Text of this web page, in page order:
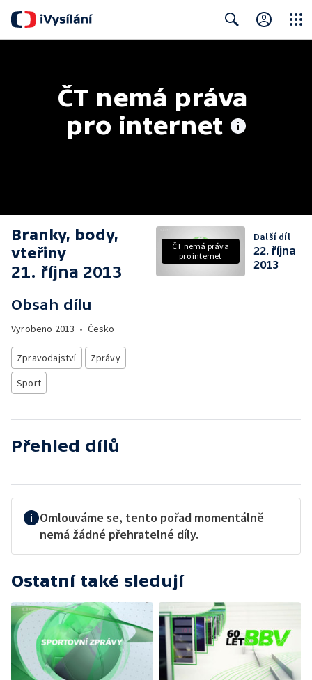
ČT nemá práva
pro internet
Branky, body,
vteřiny
21. října 2013
Obsah dílu
Vyrobeno 2013 • Česko
Zpravodajství
Zprávy
Sport
ČT nemá práva
pro internet
Další díl
22. října
2013
Přehled dílů
Omlouváme se, tento pořad momentálně
nemá žádné přehratelné díly.
Ostatní také sledují